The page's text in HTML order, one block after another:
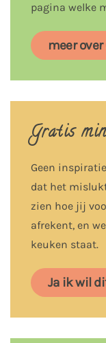
pagina welke
meer over
Gratis
Geen
dat het
zien hoe jij
afrekent, en
keuken staat.
Ja ik wil